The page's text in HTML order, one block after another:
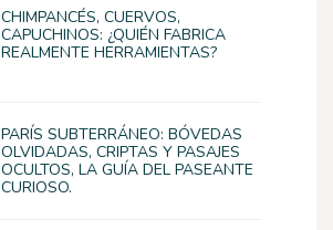
CHIMPANCÉS, CUERVOS,
CAPUCHINOS: ¿QUIÉN FABRICA
REALMENTE HERRAMIENTAS?
PARÍS SUBTERRÁNEO: BÓVEDAS
OLVIDADAS, CRIPTAS Y PASAJES
OCULTOS, LA GUÍA DEL PASEANTE
CURIOSO.